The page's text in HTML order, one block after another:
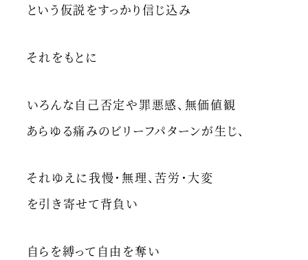
という仮説をすっかり信じ込み
それをもとに
いろんな自己否定や罪悪感、無価値観
あらゆる痛みのビリーフパターンが生じ、
それゆえに我慢・無理、苦労・大変
を引き寄せて背負い
自らを縛って自由を奪い